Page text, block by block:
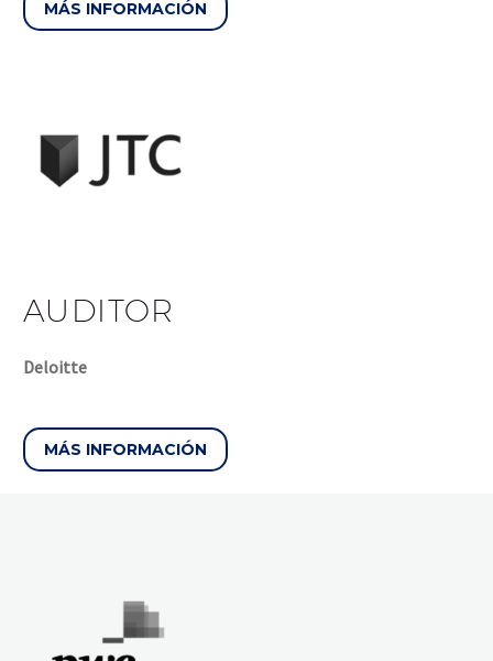
MÁS INFORMACIÓN
AUDITOR
Deloitte
MÁS INFORMACIÓN